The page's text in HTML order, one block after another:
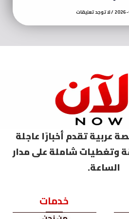
لا توجد تعليقات
عربية تقدم أخبارًا عاجلة
وتغطيات شاملة على مدار
الساعة.
خدمات